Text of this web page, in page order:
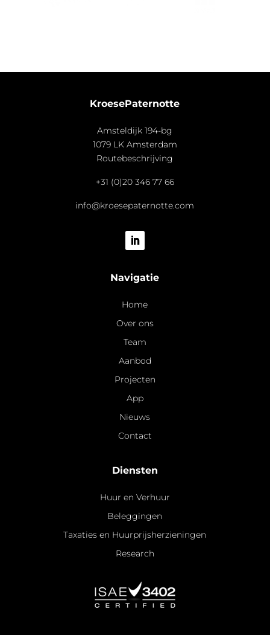
KroesePaternotte
Amsteldijk 194-bg
1079 LK Amsterdam
Routebeschrijving
+31 (0)20 346 77 66
info@kroesepaternotte.com
Navigatie
Home
Over ons
Team
Aanbod
Projecten
App
Nieuws
Contact
Diensten
Huur en Verhuur
Beleggingen
Taxaties en Huurprijsherzieningen
Research